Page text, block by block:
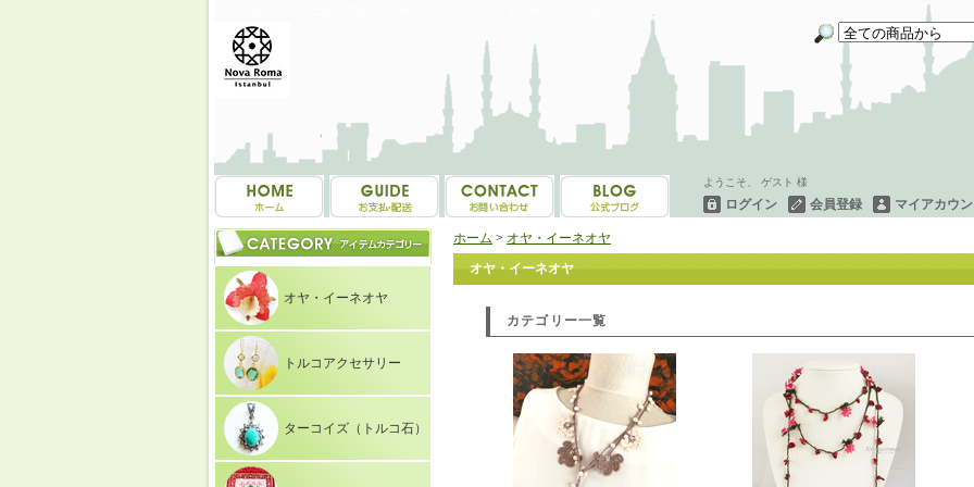
ようこそ、 ゲスト 様
ログイン 会員登録 マイアカウ
オヤ・イーネオヤ
トルコアクセサリー
ターコイズ（トルコ石）
ホーム > オヤ・イーネオヤ
オヤ・イーネオヤ
カテゴリー一覧